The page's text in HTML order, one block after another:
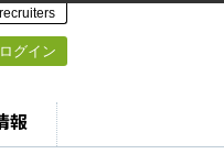
ログイン
報